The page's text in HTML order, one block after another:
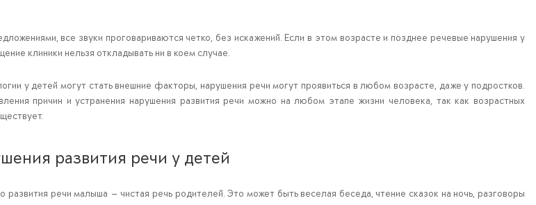
все звуки проговариваются четко, без искажений. Если в этом возрасте и позднее речевые нарушения у
клиники нельзя откладывать ни в коем случае.
у детей могут стать внешние факторы, нарушения речи могут проявиться в любом возрасте, даже у подростков.
причин и устранения нарушения развития речи можно на любом этапе жизни человека, так как возрастных
развития речи у детей
развития речи малыша — чистая речь родителей. Это может быть веселая беседа, чтение сказок на ночь, разговоры